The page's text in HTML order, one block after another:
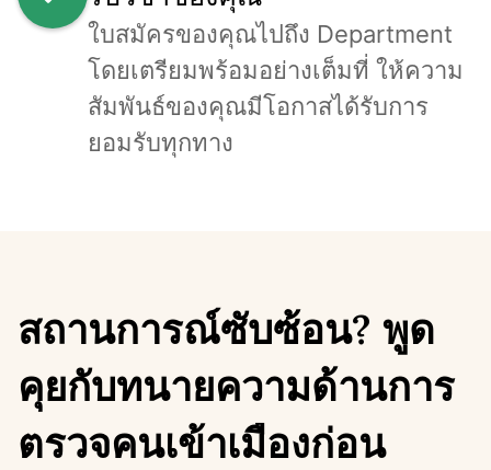
ใบสมัครของคุณไปถึง Department
โดยเตรียมพร้อมอย่างเต็มที่ ให้ความ
สัมพันธ์ของคุณมีโอกาสได้รับการ
ยอมรับทุกทาง
สถานการณ์ซับซ้อน? พูด
คุยกับทนายความด้านการ
ตรวจคนเข้าเมืองก่อน